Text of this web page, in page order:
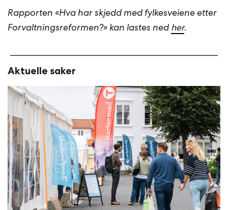
Rapporten «Hva har skjedd med fylkesveiene etter
Forvaltningsreformen?» kan lastes ned her.
Aktuelle saker